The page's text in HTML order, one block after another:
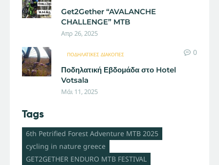
Get2Gether “AVALANCHE
CHALLENGE” MTB
Απρ 26, 2025
ΠΟΔΗΛΑΤΙΚΈΣ ΔΙΑΚΟΠΈΣ
0
Ποδηλατική Εβδομάδα στο Hotel
Votsala
Μάι 11, 2025
Tags
6th Petrified Forest Adventure MTB 2025
cycling in nature greece
GET2GETHER ENDURO MTB FESTIVAL